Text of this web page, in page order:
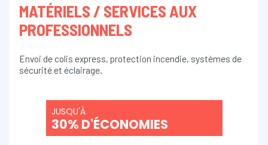
MATÉRIELS / SERVICES AUX
PROFESSIONNELS
Envoi de colis express, protection incendie, systèmes de
sécurité et éclairage.
JUSQU'À
30% D'ÉCONOMIES